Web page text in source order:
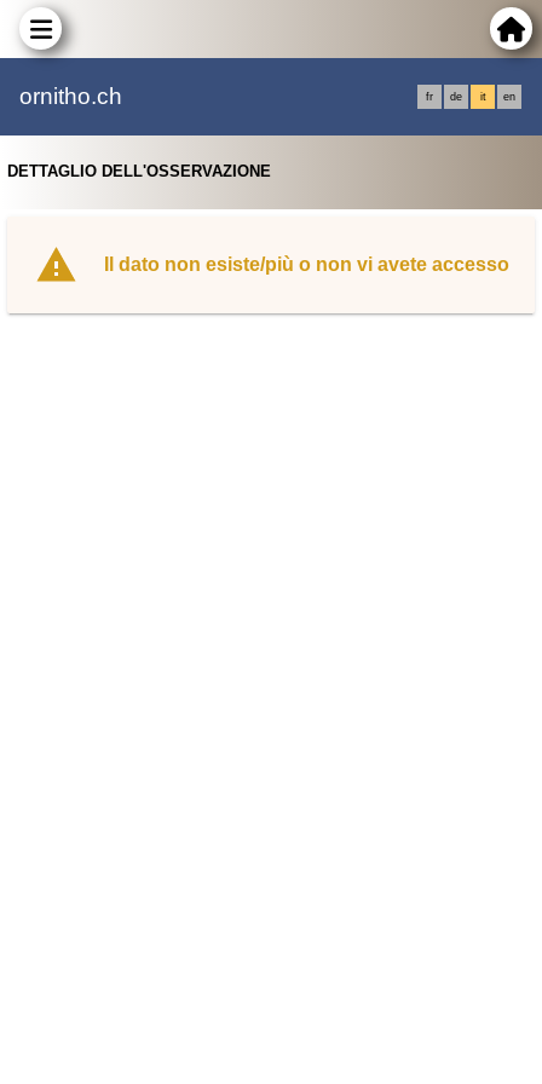
ornitho.ch fr de it en
DETTAGLIO DELL'OSSERVAZIONE
Il dato non esiste/più o non vi avete accesso